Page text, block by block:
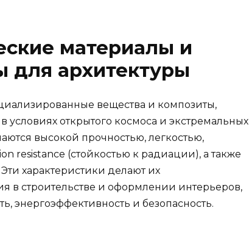
материалы и
для архитектуры
вещества и композиты,
условиях открытого космоса и экстремальных
высокой прочностью, легкостью,
resistance (стойкостью к радиации), а также
характеристики делают их
в строительстве и оформлении интерьеров,
энергоэффективность и безопасность.